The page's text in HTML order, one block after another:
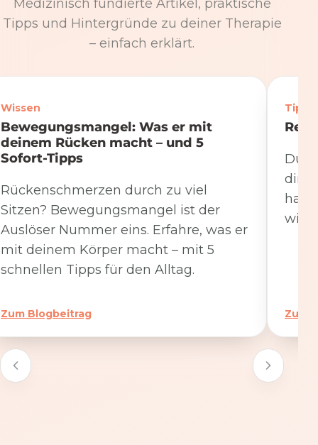
Medizinisch fundierte Artikel, praktische
Tipps und Hintergründe zu deiner Therapie
– einfach erklärt.
Wissen
Bewegungsmangel: Was er mit
deinem Rücken macht – und 5
Sofort-Tipps
Rückenschmerzen durch zu viel
Sitzen? Bewegungsmangel ist der
Auslöser Nummer eins. Erfahre, was er
mit deinem Körper macht – mit 5
schnellen Tipps für den Alltag.
Zum Blogbeitrag
Tipps
Du
hat.
Zum